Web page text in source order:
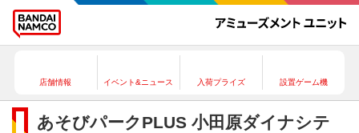
店舗情報 イベント&ニュース 入荷プライズ 設置ゲーム機
あそびパークPLUS 小田原ダイナシテ